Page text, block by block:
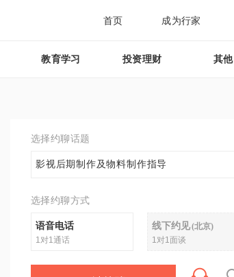
首页 成为行家
教育学习 投资理财 其他
选择约聊话题
影视后期制作及物料制作指导
选择约聊方式
语音电话
1对1通话
线下约见(北京)
1对1面谈